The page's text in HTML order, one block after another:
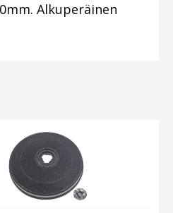
Alkuperäinen